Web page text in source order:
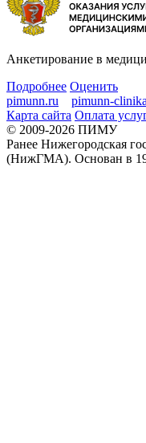
Анкетирование в
Подробнее Оценить
pimunn.ru
pimunn-
Карта сайта Оплата
© 2009-2026 ПИМУ
Ранее Нижегородская
(НижГМА). Основан в